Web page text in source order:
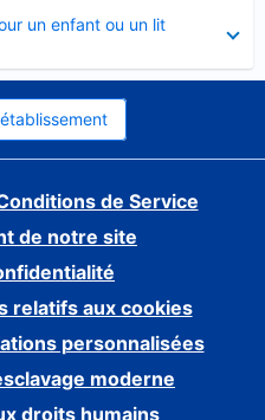
un enfant ou un lit
de Service
de notre site
relatifs aux cookies
personnalisées
moderne
droits humains